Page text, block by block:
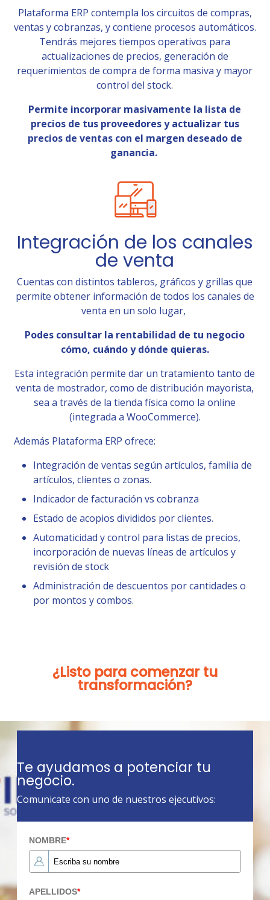
Plataforma ERP contempla los circuitos de compras,
ventas y cobranzas, y contiene procesos automáticos.
Tendrás mejores tiempos operativos para
actualizaciones de precios, generación de
requerimientos de compra de forma masiva y mayor
control del stock.
Permite incorporar masivamente la lista de
precios de tus proveedores y actualizar tus
precios de ventas con el margen deseado de
ganancia.
Integración de los canales
de venta
Cuentas con distintos tableros, gráficos y grillas que
permite obtener información de todos los canales de
venta en un solo lugar,
Podes consultar la rentabilidad de tu negocio
cómo, cuándo y dónde quieras.
Esta integración permite dar un tratamiento tanto de
venta de mostrador, como de distribución mayorista,
sea a través de la tienda física como la online
(integrada a WooCommerce).
Además Plataforma ERP ofrece:
Integración de ventas según artículos, familia de
artículos, clientes o zonas.
Indicador de facturación vs cobranza
Estado de acopios divididos por clientes.
Automaticidad y control para listas de precios,
incorporación de nuevas líneas de artículos y
revisión de stock
Administración de descuentos por cantidades o
por montos y combos.
¿Listo para comenzar tu
transformación?
Te ayudamos a potenciar tu
negocio.
Comunicate con uno de nuestros ejecutivos:
NOMBRE*
APELLIDOS*